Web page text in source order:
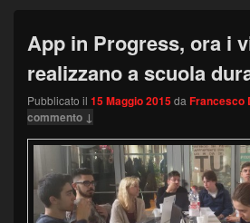
App in Progress, ora i
realizzano a scuola
Pubblicato il 15 Maggio 2015da Francesco
commento ↓